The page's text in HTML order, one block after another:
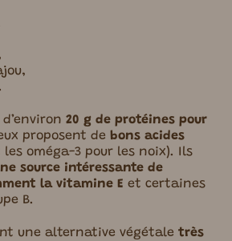
20 g de protéines pour
proposent de bons acides
oméga-3 pour les noix). Ils
source intéressante de
la vitamine E et certaines
B.
une alternative végétale très